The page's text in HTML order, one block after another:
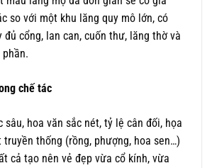
so với một khu lăng quy mô lớn, có
đủ cổng, lan can, cuốn thư, lăng thờ và
phần.
chế tác
sâu, hoa văn sắc nét, tỷ lệ cân đối, họa
truyền thống (rồng, phượng, hoa sen…)
cả tạo nên vẻ đẹp vừa cổ kính, vừa